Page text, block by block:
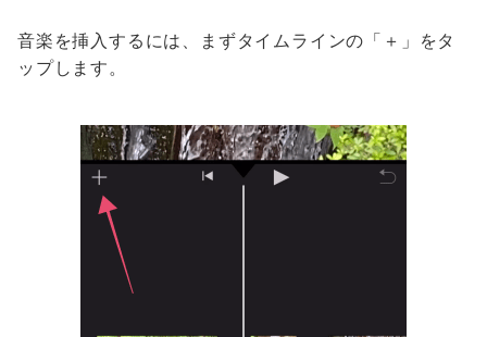
音楽を挿入するには、まずタイムラインの「＋」をタ
ップします。